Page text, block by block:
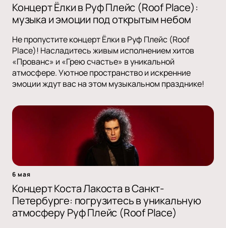
Концерт Ёлки в Руф Плейс (Roof Place):
музыка и эмоции под открытым небом
Не пропустите концерт Ёлки в Руф Плейс (Roof
Place)! Насладитесь живым исполнением хитов
«Прованс» и «Грею счастье» в уникальной
атмосфере. Уютное пространство и искренние
эмоции ждут вас на этом музыкальном празднике!
6 мая
Концерт Коста Лакоста в Санкт-
Петербурге: погрузитесь в уникальную
атмосферу Руф Плейс (Roof Place)